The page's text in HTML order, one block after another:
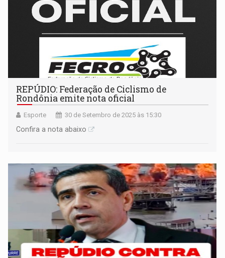
REPÚDIO: Federação de Ciclismo de
Rondônia emite nota oficial
Esporte 30 de Setembro de 2025 às 15:30
Confira a nota abaixo